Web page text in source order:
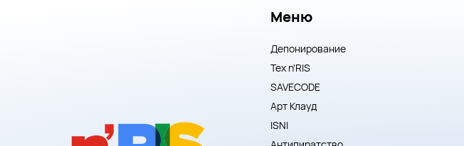
Меню
Депонирование
Тех n'RIS
SAVECODE
Арт Клауд
ISNI